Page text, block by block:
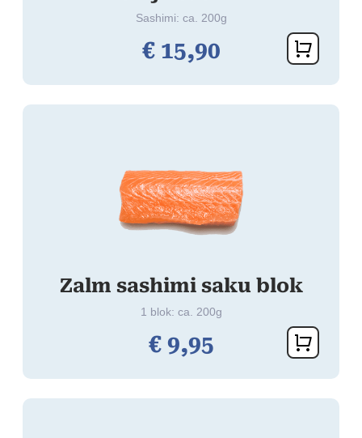
Sashimi: ca. 200g
€15,90
Zalm sashimi saku blok
1 blok: ca. 200g
€9,95